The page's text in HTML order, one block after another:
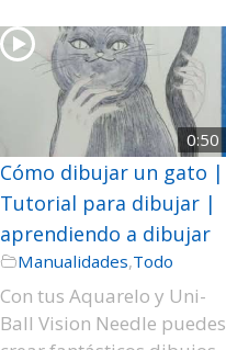
0:50
Cómo dibujar un gato |
Tutorial para dibujar |
aprendiendo a dibujar
Manualidades,Todo
Con tus Aquarelo y Uni-
Ball Vision Needle puedes